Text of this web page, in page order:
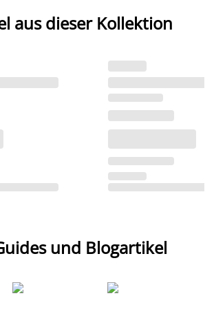
aus dieser Kollektion
und Blogartikel